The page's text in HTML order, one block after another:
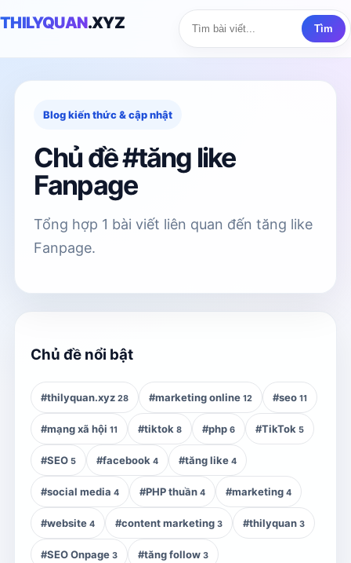
THILYQUAN.XYZ Tìm
Blog kiến thức & cập nhật
Chủ đề #tăng like
Fanpage
Tổng hợp 1 bài viết liên quan đến tăng like
Fanpage.
Chủ đề nổi bật
#thilyquan.xyz 28 #marketing online 12 #seo 11
#mạng xã hội 11 #tiktok 8 #php 6 #TikTok 5
#SEO 5 #facebook 4 #tăng like 4
#social media 4 #PHP thuần 4 #marketing 4
#website 4 #content marketing 3 #thilyquan 3
#SEO Onpage 3 #tăng follow 3